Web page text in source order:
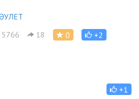
5766 18 0 +2
+1